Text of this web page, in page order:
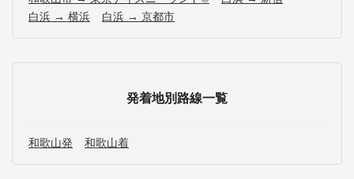
白浜 → 横浜
白浜 → 京都市
発着地別路線一覧
和歌山発 和歌山着